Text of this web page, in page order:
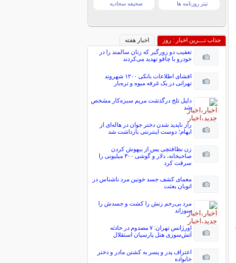
تیتر روزنامه ها صحیفه سجادیه
جذاب تـــرین اخبار : روز
اخبار هفته
تعقیب دو زورگیر که زنان سالمند را در
خودرو با چاقو تهدید می‌کردند
افشای اطلاعات بانکی ۱۲۰۰ شهروند
تهرانی در یک غرفه میوه و تره‌بار
دلیل تلخ درگذشت مریم سبزه‌کار مشخص
شد
راز ناپدید شدن دختر جوان در هاله‌ای از
ابهام؛ دوست اینترنتی بازداشت شد
زن نظافتچی پس از بیهوش کردن
صاحبخانه، دلار و گوشی ۳۰۰ میلیونی را
سرقت کرد
معمای کشف جسد خونین مرد ناشناس در
اتوبان بعثت
مرد بی‌رحم زنش را کشت و جسدش را
سوزاند
اورژانس تهران: ۷ مصدوم در حادثه
آتش‌سوزی هتل پارسیان استقلال
اعتراف پدر و پسر به کشتن مادر و دختر
خانواده